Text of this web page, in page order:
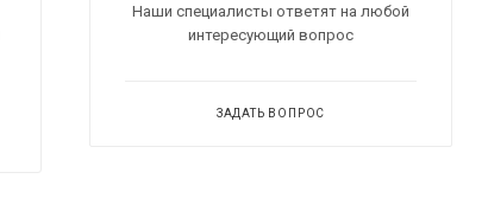
Наши специалисты ответят на любой
интересующий вопрос
ЗАДАТЬ ВОПРОС